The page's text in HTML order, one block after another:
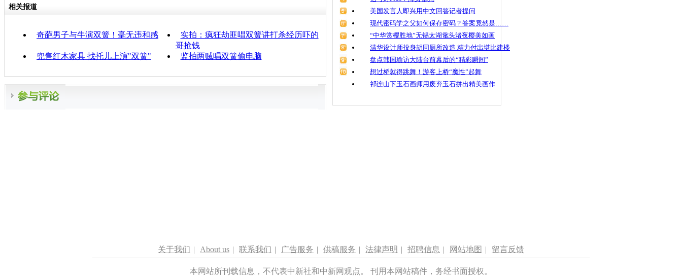
相关报道
奇葩男子与牛演双簧！毫无违和感
实拍：疯狂劫匪唱双簧讲打杀经历吓的
哥抢钱
兜售红木家具 找托儿上演"双簧"
监拍两贼唱双簧偷电脑
美国发言人即兴用中文回答记者提问
现代密码学之父如何保存密码？答案竟然是……
“中华赏樱胜地”无锡太湖鼋头渚夜樱美如画
清华设计师投身胡同厕所改造 精力付出堪比建楼
盘点韩国瑜访大陆台前幕后的“精彩瞬间”
想过桥就得跳舞！游客上桥“魔性”起舞
祁连山下玉石画师用废弃玉石拼出精美画作
关于我们 | About us | 联系我们 | 广告服务 | 供稿服务 | 法律声明 | 招聘信息 | 网站地图 | 留言反馈
本网站所刊载信息，不代表中新社和中新网观点。 刊用本网站稿件，务经书面授权。